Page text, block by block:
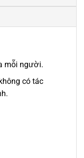
mỗi người.
có tác